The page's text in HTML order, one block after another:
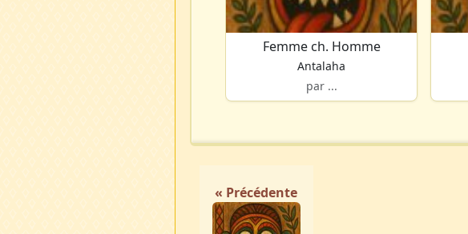
Femme ch. Homme
Antalaha
par ...
« Précédente